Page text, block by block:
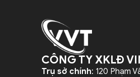
CÔNG TY XKLĐ
Trụ sở chính: 120 Phạm